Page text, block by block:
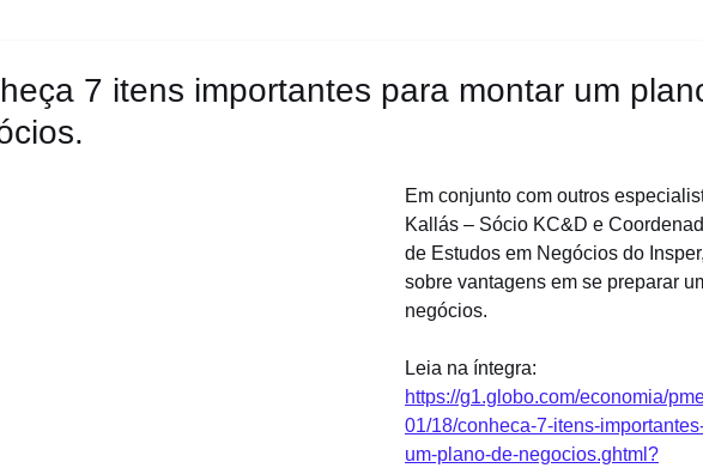
7 itens importantes para montar um
Em conjunto com outros
Kallás – Sócio KC&D e
de Estudos em Negócios do
sobre vantagens em se preparar
negócios.
Leia na íntegra:
https://g1.globo.com/economia/
01/18/conheca-7-itens-
um-plano-de-negocios.ghtml?